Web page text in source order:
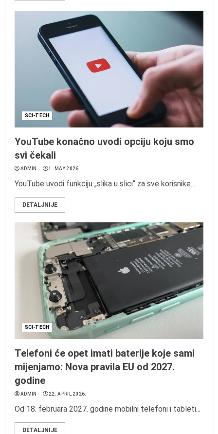
SCI-TECH
YouTube konačno uvodi opciju koju smo
svi čekali
ADMIN 1. MAY 2026.
YouTube uvodi funkciju „slika u slici“ za sve korisnike...
DETALJNIJE
SCI-TECH
Telefoni će opet imati baterije koje sami
mijenjamo: Nova pravila EU od 2027.
godine
ADMIN 22. APRIL 2026.
Od 18. februara 2027. godine mobilni telefoni i tableti...
DETALJNIJE